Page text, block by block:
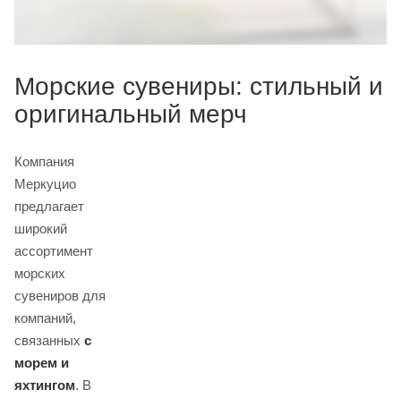
Морские сувениры: стильный и
оригинальный мерч
Компания
Меркуцио
предлагает
широкий
ассортимент
морских
сувениров для
компаний,
связанных с
морем и
яхтингом. В